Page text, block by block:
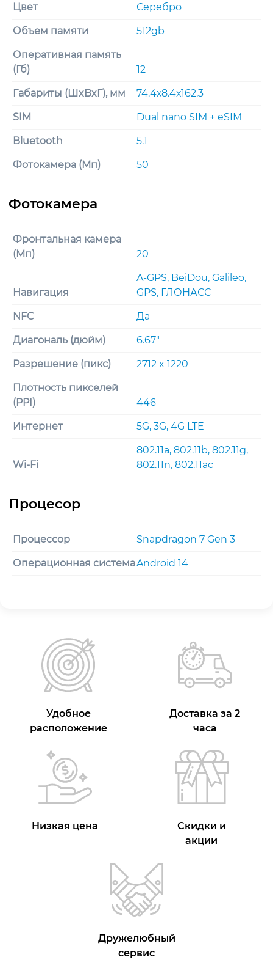
Цвет Серебро
Объем памяти 512gb
Оперативная память
(Гб)
12
Габариты (ШxВxГ), мм 74.4х8.4х162.3
SIM Dual nano SIM + eSIM
Bluetooth 5.1
Фотокамера (Мп) 50
Фронтальная камера
(Мп)
20
Навигация
A-GPS, BeiDou, Galileo,
GPS, ГЛОНАСС
NFC Да
Диагональ (дюйм) 6.67"
Разрешение (пикс) 2712 x 1220
Плотность пикселей
(PPI)
446
Интернет 5G, 3G, 4G LTE
Wi-Fi
802.11a, 802.11b, 802.11g,
802.11n, 802.11ac
Процессор Snapdragon 7 Gen 3
Операционная системаAndroid 14
Удобное
расположение
Доставка за 2
часа
Низкая цена
Скидки и
акции
Дружелюбный
сервис